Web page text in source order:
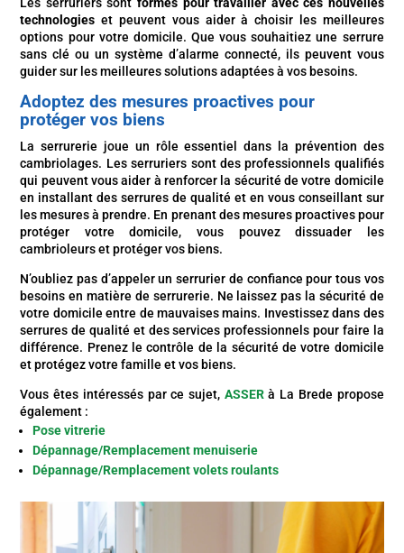
technologies et peuvent vous aider à choisir les meilleures
options pour votre domicile. Que vous souhaitiez une serrure
sans clé ou un système d’alarme connecté, ils peuvent vous
guider sur les meilleures solutions adaptées à vos besoins.
Adoptez des mesures proactives pour
protéger vos biens
La serrurerie joue un rôle essentiel dans la prévention des
cambriolages. Les serruriers sont des professionnels qualifiés
qui peuvent vous aider à renforcer la sécurité de votre domicile
en installant des serrures de qualité et en vous conseillant sur
les mesures à prendre. En prenant des mesures proactives pour
protéger votre domicile, vous pouvez dissuader les
cambrioleurs et protéger vos biens.
N’oubliez pas d’appeler un serrurier de confiance pour tous vos
besoins en matière de serrurerie. Ne laissez pas la sécurité de
votre domicile entre de mauvaises mains. Investissez dans des
serrures de qualité et des services professionnels pour faire la
différence. Prenez le contrôle de la sécurité de votre domicile
et protégez votre famille et vos biens.
Vous êtes intéressés par ce sujet, ASSER à La Brede propose
également :
Pose vitrerie
Dépannage/Remplacement menuiserie
Dépannage/Remplacement volets roulants